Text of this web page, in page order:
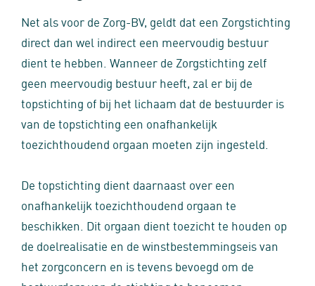
Net als voor de Zorg-BV, geldt dat een Zorgstichting
direct dan wel indirect een meervoudig bestuur
dient te hebben. Wanneer de Zorgstichting zelf
geen meervoudig bestuur heeft, zal er bij de
topstichting of bij het lichaam dat de bestuurder is
van de topstichting een onafhankelijk
toezichthoudend orgaan moeten zijn ingesteld.
De topstichting dient daarnaast over een
onafhankelijk toezichthoudend orgaan te
beschikken. Dit orgaan dient toezicht te houden op
de doelrealisatie en de winstbestemmingseis van
het zorgconcern en is tevens bevoegd om de